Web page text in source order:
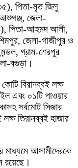
পিতা-মৃত জিলু
জেলা-
পিতা-আহমদ আলী,
জেলা-গাজীপুর ও
গ্রাম-শেরপুর
বগুড়া।
বিরানব্বই লক্ষ
এবং ০১টি পাওয়ার
সর্বমোট সিজার
তিরানব্বই হাজার
আসামীদেরকে
রয়েছে।